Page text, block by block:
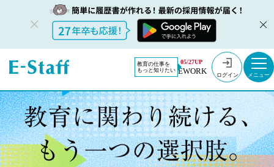
教育の仕事を
もっと知りたい
05/27UP
EWORK ログイン